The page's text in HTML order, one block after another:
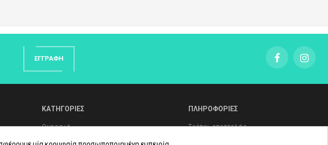
ΕΓΓΡΑΦΉ
ΚΑΤΗΓΟΡΙΕΣ
Ομορφιά
Υγιεινή Σώματος
ΠΛΗΡΟΦΟΡΙΕΣ
Τρόποι αποστολής